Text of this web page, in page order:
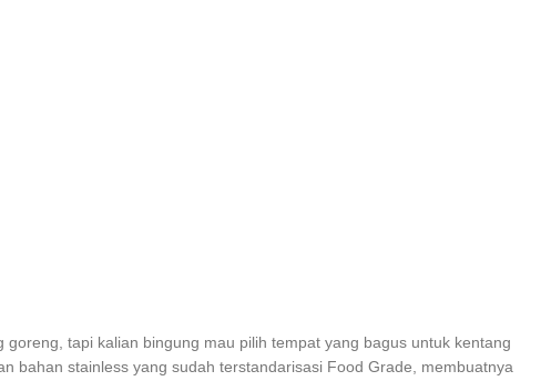
tapi kalian bingung mau pilih tempat yang bagus untuk kentang
bahan stainless yang sudah terstandarisasi Food Grade, membuatnya